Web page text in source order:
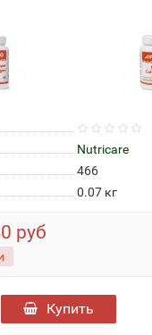
Nutricare
466
0.07 кг
руб
Купить